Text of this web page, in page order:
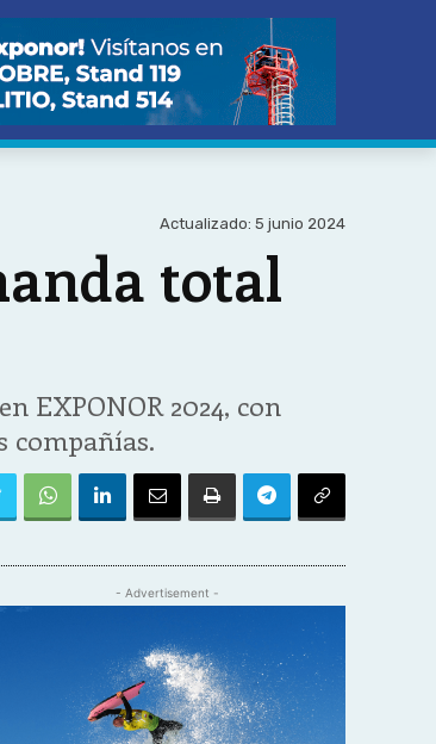
Actualizado: 5 junio 2024
total
EXPONOR 2024, con
compañías.
- Advertisement -